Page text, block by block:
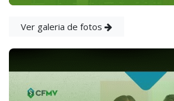
Ver galeria de fotos